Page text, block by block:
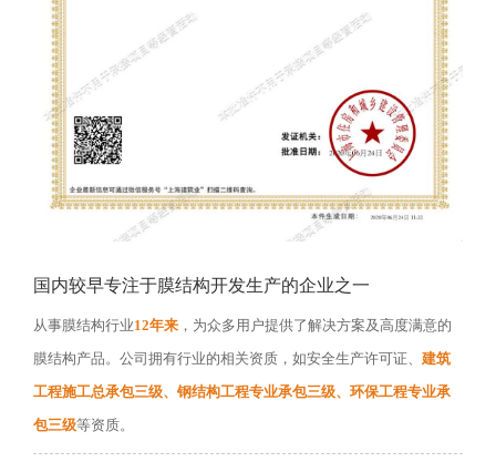
国内较早专注于膜结构开发生产的企业之一
从事膜结构行业12年来 ，为众多用户提供了解决方案及高度满意的
膜结构产品。公司拥有行业的相关资质，如安全生产许可证、 建筑
工程施工总承包三级、钢结构工程专业承包三级、环保工程专业承
包三级等资质。